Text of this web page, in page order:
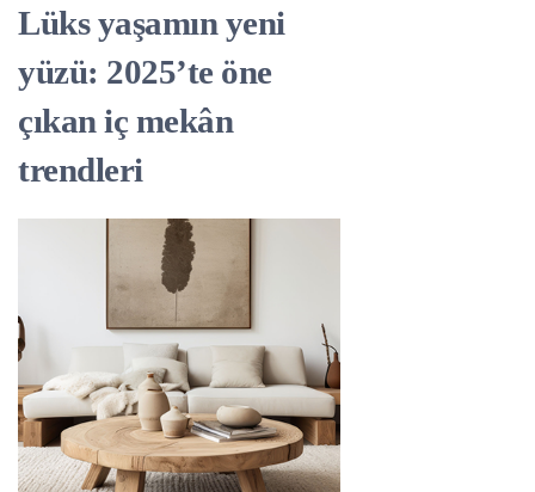
Lüks yaşamın yeni
yüzü: 2025’te öne
çıkan iç mekân
trendleri